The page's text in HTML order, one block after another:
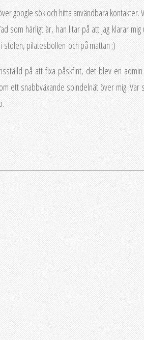
google sök och hitta användbara
som härligt är, han litar på att jag klarar
stolen, pilatesbollen och på mattan ;)
på att fixa påskfint, det blev en
ett snabbväxande spindelnät över mig. Var